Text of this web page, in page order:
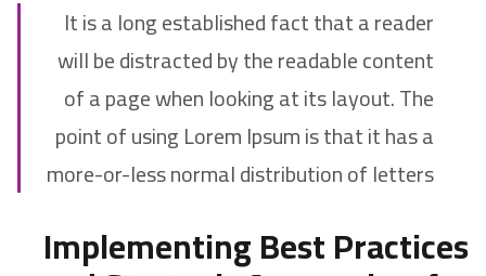
It is a long established fact that a reader
will be distracted by the readable content
of a page when looking at its layout. The
point of using Lorem Ipsum is that it has a
more-or-less normal distribution of letters
Implementing Best Practices